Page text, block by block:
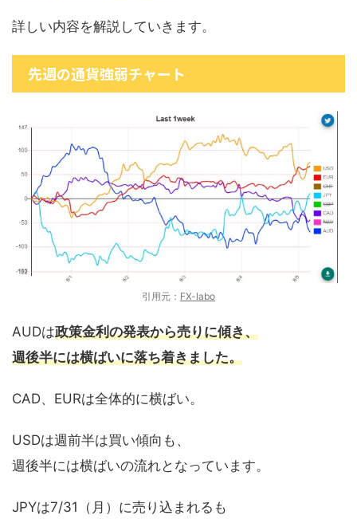
詳しい内容を解説していきます。
先週の通貨強弱チャート
引用元： FX-labo
AUDは政策金利の発表から売りに傾き、
週後半には横ばいに落ち着きました。
CAD、EURは全体的に横ばい。
USDは週前半は買い傾向も、
週後半には横ばいの流れとなっています。
JPYは7/31（月）に売り込まれるも